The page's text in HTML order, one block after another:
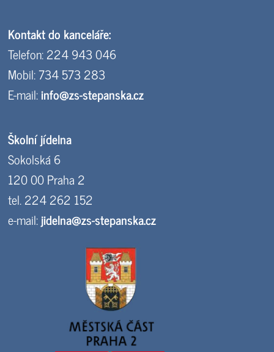
Kontakt do kanceláře:
Telefon: 224 943 046
Mobil: 734 573 283
E-mail:info@zs-stepanska.cz
Školní jídelna
Sokolská 6
120 00 Praha 2
tel. 224 262 152
e-mail:jidelna@zs-stepanska.cz